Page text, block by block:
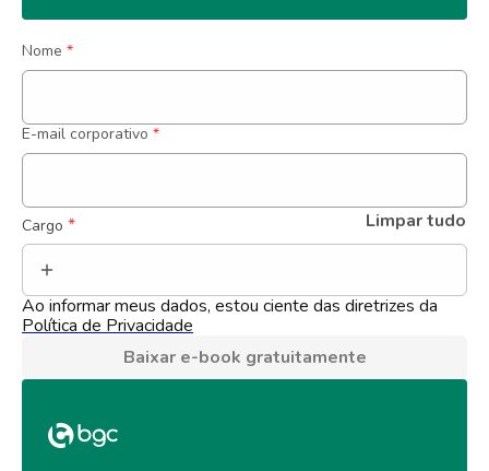
Nome *
E-mail corporativo *
Cargo * Limpar tudo
Ao informar meus dados, estou ciente das diretrizes da
Política de Privacidade
Baixar e-book gratuitamente